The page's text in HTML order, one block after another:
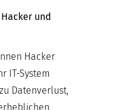
und
Hacker
IT-System
Datenverlust,